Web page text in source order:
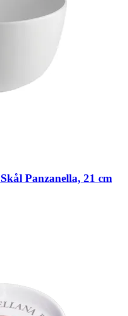
Skål Panzanella, 21 cm